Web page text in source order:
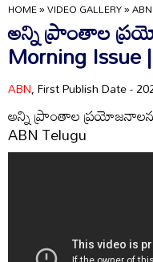
HOME»VIDEO GALLERY»
అన్ని ప్రాంతాల
Morning Issue
ABN, First Publish Date -
అన్ని ప్రాంతాల
ABN Telugu